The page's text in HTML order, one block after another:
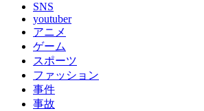
SNS
youtuber
アニメ
ゲーム
スポーツ
ファッション
事件
事故